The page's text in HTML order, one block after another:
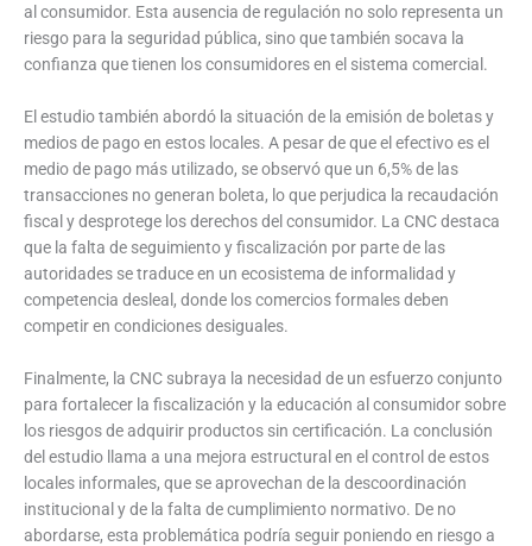
al consumidor. Esta ausencia de regulación no solo representa un
riesgo para la seguridad pública, sino que también socava la
confianza que tienen los consumidores en el sistema comercial.
El estudio también abordó la situación de la emisión de boletas y
medios de pago en estos locales. A pesar de que el efectivo es el
medio de pago más utilizado, se observó que un 6,5% de las
transacciones no generan boleta, lo que perjudica la recaudación
fiscal y desprotege los derechos del consumidor. La CNC destaca
que la falta de seguimiento y fiscalización por parte de las
autoridades se traduce en un ecosistema de informalidad y
competencia desleal, donde los comercios formales deben
competir en condiciones desiguales.
Finalmente, la CNC subraya la necesidad de un esfuerzo conjunto
para fortalecer la fiscalización y la educación al consumidor sobre
los riesgos de adquirir productos sin certificación. La conclusión
del estudio llama a una mejora estructural en el control de estos
locales informales, que se aprovechan de la descoordinación
institucional y de la falta de cumplimiento normativo. De no
abordarse, esta problemática podría seguir poniendo en riesgo a